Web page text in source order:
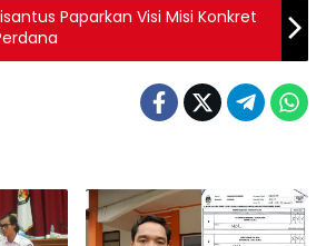
Paparkan Visi Misi Konkret